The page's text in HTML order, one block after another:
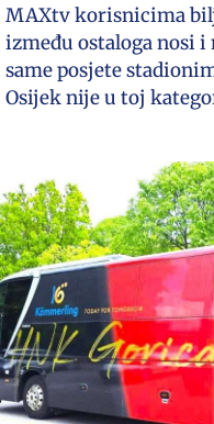
MAXtv korisnicima
između ostaloga nosi
same posjete
Osijek nije u toj